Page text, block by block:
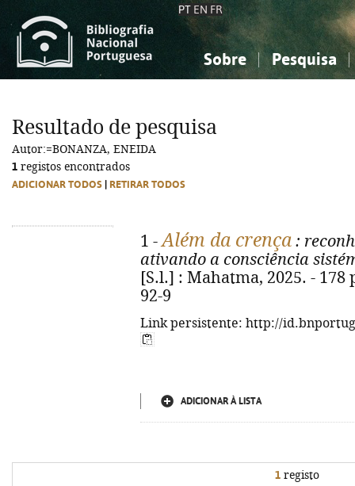
PT EN FR
Sobre Pesquisa
Ciências sociais...
Ciências sociais...
Resultado de pesquisa
Autor:=BONANZA, ENEIDA
1 registos encontrados
ADICIONAR TODOS RETIRAR TODOS
1 -Além da crença :
ativando a consciência
[S.l.] : Mahatma, 2025. - 178
92-9
Link persistente: http://
ADICIONAR À LISTA
1 registo